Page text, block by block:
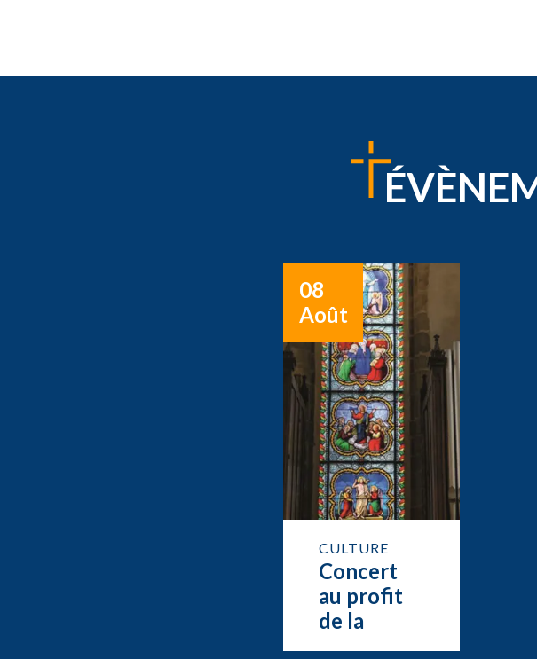
08
Août
CULTURE
Concert
au profit
de la
restauration